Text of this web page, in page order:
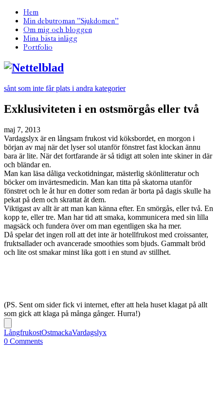
Hem
Min debutroman ”Sjukdomen”
Om mig och bloggen
Mina bästa inlägg
Portfolio
sånt som inte får plats i andra kategorier
Exklusiviteten i en ostsmörgås eller två
maj 7, 2013
Vardagslyx är en långsam frukost vid köksbordet, en morgon i
början av maj när det lyser sol utanför fönstret fast klockan ännu
bara är lite. När det fortfarande är så tidigt att solen inte skiner in där
och bländar en.
Man kan läsa dåliga veckotidningar, mästerlig skönlitteratur och
böcker om invärtesmedicin. Man kan titta på skatorna utanför
fönstret och le åt hur en dotter som redan är borta på dagis skulle ha
pekat på dem och skrattat åt dem.
Viktigast av allt är att man kan känna efter. En smörgås, eller två. En
kopp te, eller tre. Man har tid att smaka, kommunicera med sin lilla
magsäck och fundera över om man egentligen ska ha mer.
Då spelar det ingen roll att det inte är hotellfrukost med croissanter,
fruktsallader och avancerade smoothies som bjuds. Gammalt bröd
och lite ost smakar minst lika gott i en stund av stillhet.
(PS. Sent om sider fick vi internet, efter att hela huset klagat på allt
som gick att klaga på många gånger. Hurra!)
LångfrukostOstmackaVardagslyx
0 Comments